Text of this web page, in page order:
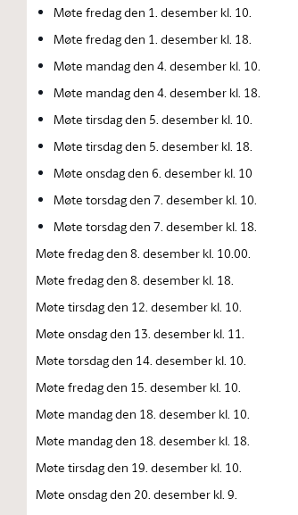
Møte fredag den 1. desember kl. 10.
Møte fredag den 1. desember kl. 18.
Møte mandag den 4. desember kl. 10.
Møte mandag den 4. desember kl. 18.
Møte tirsdag den 5. desember kl. 10.
Møte tirsdag den 5. desember kl. 18.
Møte onsdag den 6. desember kl. 10
Møte torsdag den 7. desember kl. 10.
Møte torsdag den 7. desember kl. 18.
Møte fredag den 8. desember kl. 10.00.
Møte fredag den 8. desember kl. 18.
Møte tirsdag den 12. desember kl. 10.
Møte onsdag den 13. desember kl. 11.
Møte torsdag den 14. desember kl. 10.
Møte fredag den 15. desember kl. 10.
Møte mandag den 18. desember kl. 10.
Møte mandag den 18. desember kl. 18.
Møte tirsdag den 19. desember kl. 10.
Møte onsdag den 20. desember kl. 9.